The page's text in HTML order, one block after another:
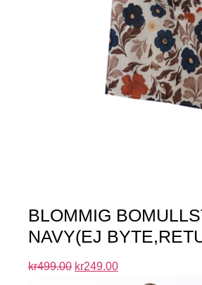
BLOMMIG
NAVY(EJ
kr499.00 kr249.00